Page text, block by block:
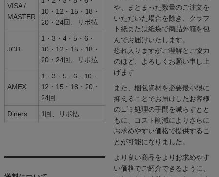
VISA /
MASTER
10・12・15・18・
20・24回、リボ払
JCB
1・3・4・5・6・
10・12・15・18・
20・24回、リボ払
AMEX
1・3・5・6・10・
12・15・18・20・
24回
Diners 1回、リボ払
や、まとまった数量のご注文を
いただいた場合を除き、クラフ
ト紙または紙袋で商品外箱を包
んでお届けいたします。
恐れ入りますがご理解とご協力
のほど、よろしくお願い申し上
げます
また、梱包資材を必要最小限に
抑えることでお届けしたお客様
のゴミ処理の手間を減らすとと
もに、コスト削減によりさらに
お求めやすい価格で提供するこ
とが可能になりました。
より良い商品をよりお求めやす
い価格でご紹介できるように、